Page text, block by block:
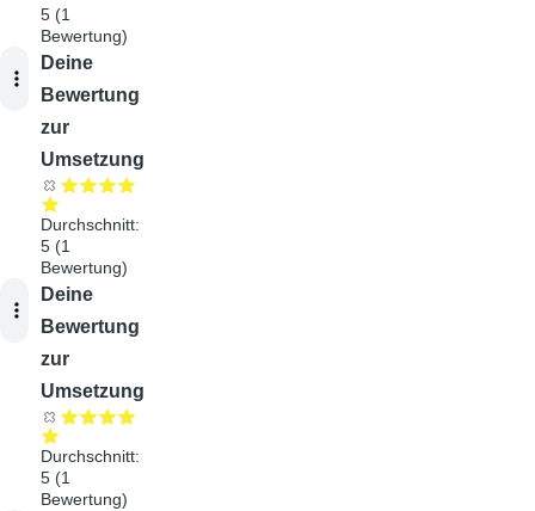
5 (1
Bewertung)
Audiodatei
Deine
Bewertung
zur
Umsetzung
Durchschnitt:
5 (1
Bewertung)
Audiodatei
Deine
Bewertung
zur
Umsetzung
Durchschnitt:
5 (1
Bewertung)